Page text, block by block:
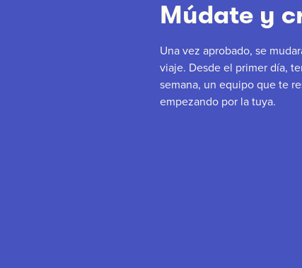
Múdate y
Una vez aprobado, se
viaje. Desde el primer día,
semana, un equipo que te
empezando por la tuya.